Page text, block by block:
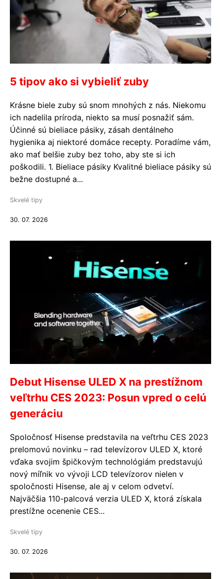
5 tipov ako si vybieliť zuby
Krásne biele zuby sú snom mnohých z nás. Niekomu
ich nadelila príroda, niekto sa musí posnažiť sám.
Účinné sú bieliace pásiky, zásah dentálneho
hygienika aj niektoré domáce recepty. Poradíme vám,
ako mať belšie zuby bez toho, aby ste si ich
poškodili. 1. Bieliace pásiky Kvalitné bieliace pásiky sú
bežne dostupné a...
Skvelé tipy
30. 07. 2026
Debut Hisense ULED X na prestížnom
veľtrhu CES 2023: Posun vpred o celú
generáciu
Spoločnosť Hisense predstavila na veľtrhu CES 2023
prelomovú novinku – rad televízorov ULED X, ktoré
vďaka svojim špičkovým technológiám predstavujú
nový míľnik vo vývoji LCD televízorov nielen v
spoločnosti Hisense, ale aj v celom odvetví.
Najväčšia 110-palcová verzia ULED X, ktorá získala
prestížne ocenenie CES...
Skvelé tipy
30. 07. 2026